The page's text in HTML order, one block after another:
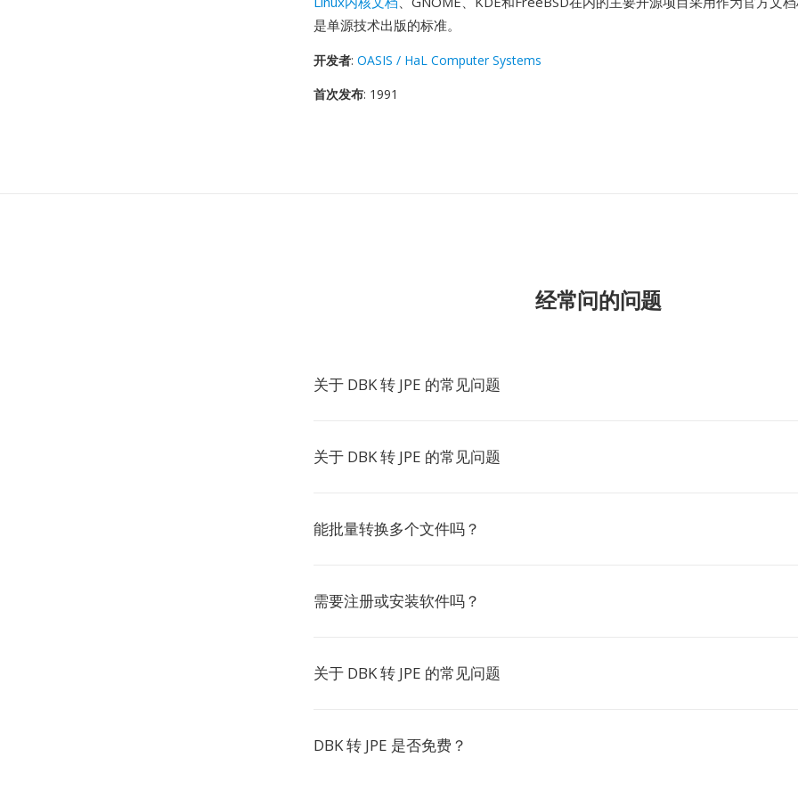
是单源技术出版的标准。
开发者: OASIS / HaL Computer Systems
首次发布: 1991
经常问的问题
关于 DBK 转 JPE 的常见问题
关于 DBK 转 JPE 的常见问题
能批量转换多个文件吗？
需要注册或安装软件吗？
关于 DBK 转 JPE 的常见问题
DBK 转 JPE 是否免费？